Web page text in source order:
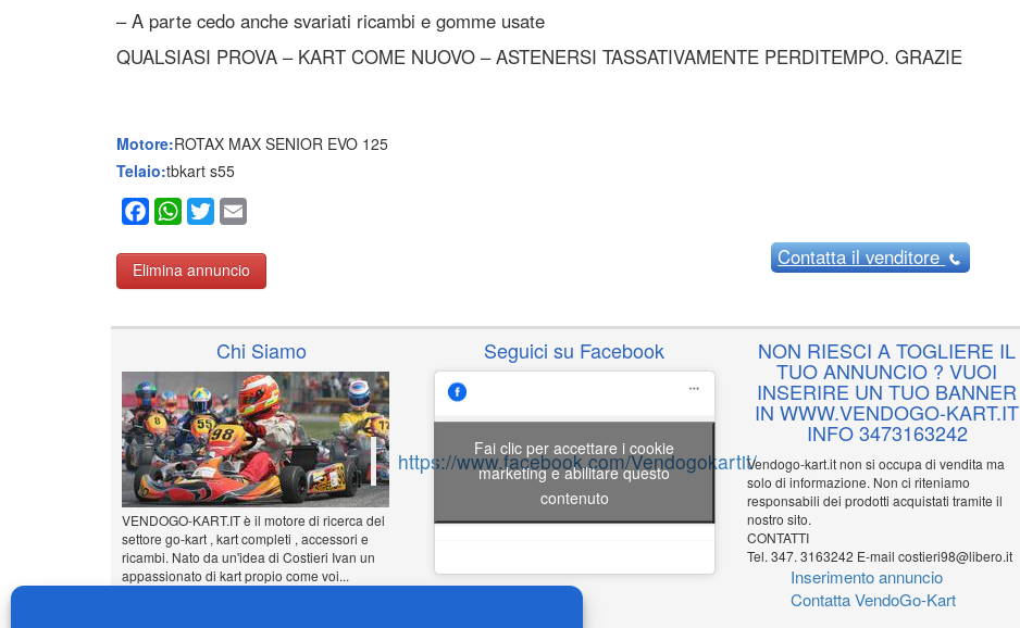
– A parte cedo anche svariati ricambi e gomme usate
QUALSIASI PROVA – KART COME NUOVO – ASTENERSI TASSATIVAMENTE PERDITEMPO. GRAZIE
Motore:ROTAX MAX SENIOR EVO 125
Telaio:tbkart s55
Facebook
WhatsApp
Twitter
Elimina annuncio
Contattail venditore
Chi Siamo
VENDOGO-KART.IT è il motore di ricerca del
settore go-kart , kart completi , accessori e
ricambi. Nato da un'idea di Costieri Ivan un
appassionato di kart propio come voi...
Seguici su Facebook
https://www.facebook.com/Vendogokartit/
Fai clic per accettare i cookie
marketing e abilitare questo
contenuto
NON RIESCI A TOGLIERE IL
TUO ANNUNCIO ? VUOI
INSERIRE UN TUO BANNER
IN WWW.VENDOGO-KART.IT
INFO 3473163242
Vendogo-kart.it non si occupa di vendita ma
solo di informazione. Non ci riteniamo
responsabili dei prodotti acquistati tramite il
nostro sito.
CONTATTI
Tel. 347. 3163242 E-mail costieri98@libero.it
Inserimento annuncio
Contatta VendoGo-Kart